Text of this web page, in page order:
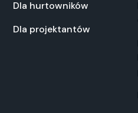
Dla hurtowników
Dla projektantów